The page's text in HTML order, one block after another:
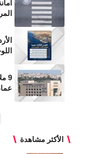
9
الأكثر مشاهدة